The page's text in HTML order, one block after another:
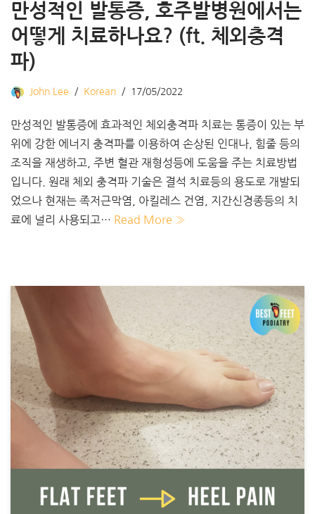
만성적인 발통증, 호주발병원에서는
어떻게 치료하나요? (ft. 체외충격
파)
John Lee Korean 17/05/2022
만성적인 발통증에 효과적인 체외충격파 치료는 통증이 있는 부
위에 강한 에너지 충격파를 이용하여 손상된 인대나, 힘줄 등의
조직을 재생하고, 주변 혈관 재형성등에 도움을 주는 치료방법
입니다. ​원래 체외 충격파 기술은 결석 치료등의 용도로 개발되
었으나 현재는 족저근막염, 아킬레스 건염, 지간신경종등의 치
료에 널리 사용되고… Read More »